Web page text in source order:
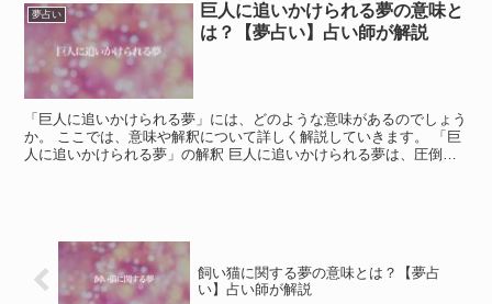
夢占い
巨人に追いかけられる夢の意味と
は？【夢占い】占い師が解説
「巨人に追いかけられる夢」には、どのような意味があるのでしょう
か。 ここでは、意味や解釈について詳しく解説していきます。 「巨
人に追いかけられる夢」の解釈 巨人に追いかけられる夢は、圧倒的
飼い猫に関する夢の意味とは？【夢占
い】占い師が解説